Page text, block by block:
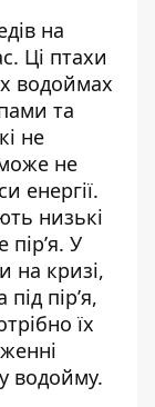
на
Ці птахи
водоймах
та
не
не
енергії.
низькі
У
на кризі,
пір’я,
їх
водойму.